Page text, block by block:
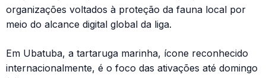
organizações voltados à proteção da fauna local por
meio do alcance digital global da liga.
Em Ubatuba, a tartaruga marinha, ícone reconhecido
internacionalmente, é o foco das ativações até domingo